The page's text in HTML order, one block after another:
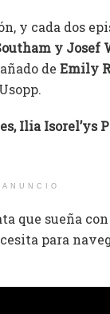
y cada dos
y Josef
de Emily
Ilia Isorel’ys
ANUNCIO
que sueña
para